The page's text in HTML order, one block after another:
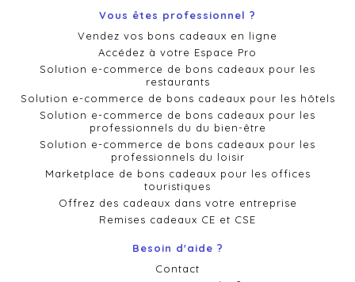
Vous êtes professionnel ?
Vendez vos bons cadeaux en ligne
Accédez à votre Espace Pro
Solution e-commerce de bons cadeaux pour les
restaurants
Solution e-commerce de bons cadeaux pour les hôtels
Solution e-commerce de bons cadeaux pour les
professionnels du du bien-être
Solution e-commerce de bons cadeaux pour les
professionnels du loisir
Marketplace de bons cadeaux pour les offices
touristiques
Offrez des cadeaux dans votre entreprise
Remises cadeaux CE et CSE
Besoin d'aide ?
Contact